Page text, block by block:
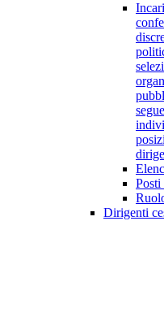
Dirigenti